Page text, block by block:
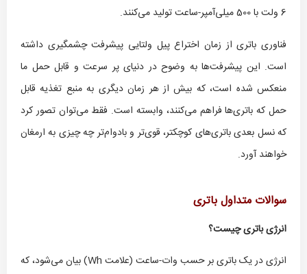
6 ولت با 500 میلی‌آمپر-ساعت تولید می‌کنند.
فناوری باتری از زمان اختراع پیل ولتایی پیشرفت چشمگیری داشته
است. این پیشرفت‌ها به وضوح در دنیای پر سرعت و قابل حمل ما
منعکس شده است، که بیش از هر زمان دیگری به منبع تغذیه قابل
حمل که باتری‌ها فراهم می‌کنند، وابسته است. فقط می‌توان تصور کرد
که نسل بعدی باتری‌های کوچکتر، قوی‌تر و بادوام‌تر چه چیزی به ارمغان
خواهند آورد.
سوالات متداول باتری
انرژی باتری چیست؟
انرژی در یک باتری بر حسب وات-ساعت (علامت Wh) بیان می‌شود، که